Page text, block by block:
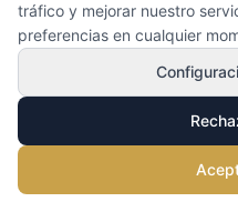
¿Dónde?Barra/
¿Ticket medio?<10 € → 1
¿Plato "sucio"?Sí → 2
en zonas distintas.
tráfico y mejorar nuestro
preferencias en cualquier